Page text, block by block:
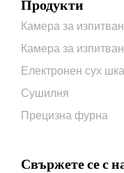
Продукти
Камера за
Камера за
Електронен сух
Сушилня
Прецизна фурна
Свържете се с